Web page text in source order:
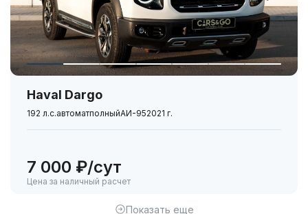
Haval Dargo
192 л.с.автоматполныйАИ-952021 г.
7 000 ₽/сут
Цена за наличный расчет
Показать еще